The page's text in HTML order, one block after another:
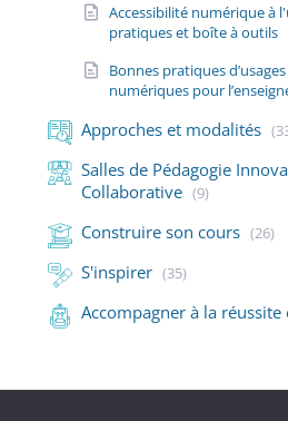
Accessibilité numérique à
pratiques et boîte à outils
Bonnes pratiques
numériques pour
Approches et modalités
Salles de Pédagogie
Collaborative (9)
Construire son cours (26)
S'inspirer (35)
Accompagner à la